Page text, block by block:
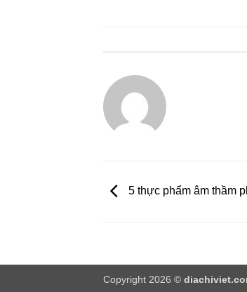
5 thực phẩm âm thầm
Copyright 2026 ©